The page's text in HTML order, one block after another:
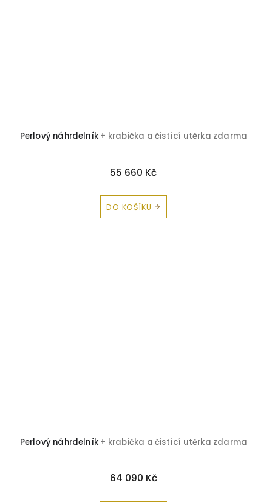
Perlový náhrdelník + krabička a čistící utěrka zdarma
55 660 Kč
DO KOŠÍKU
Perlový náhrdelník + krabička a čistící utěrka zdarma
64 090 Kč